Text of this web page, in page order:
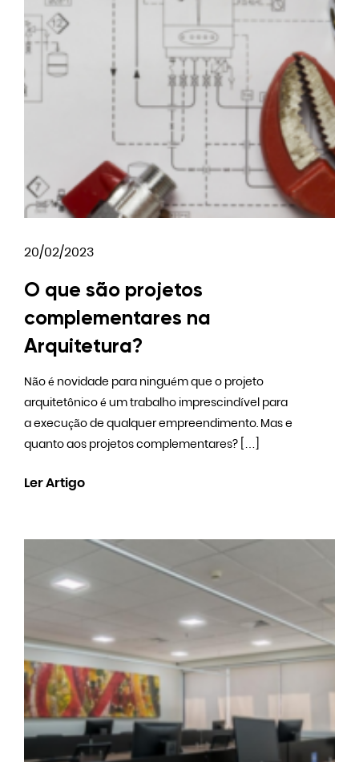
20/02/2023
O que são projetos
complementares na
Arquitetura?
Não é novidade para ninguém que o projeto
arquitetônico é um trabalho imprescindível para
a execução de qualquer empreendimento. Mas e
quanto aos projetos complementares? […]
Ler Artigo